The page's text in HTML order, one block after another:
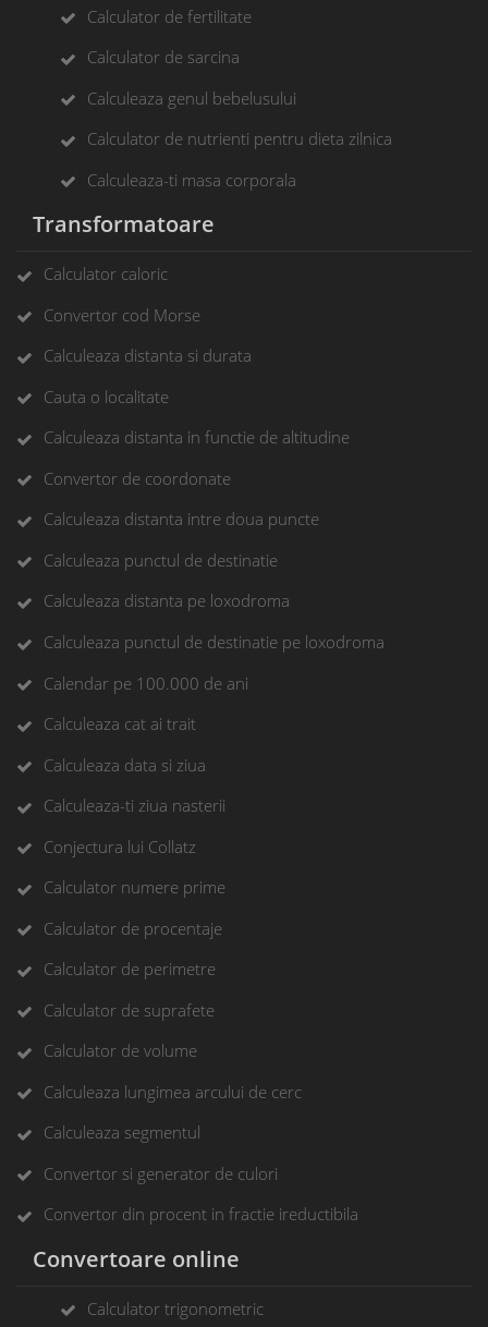
Calculator de fertilitate
Calculator de sarcina
Calculeaza genul bebelusului
Calculator de nutrienti pentru dieta zilnica
Calculeaza-ti masa corporala
Transformatoare
Calculator caloric
Convertor cod Morse
Calculeaza distanta si durata
Cauta o localitate
Calculeaza distanta in functie de altitudine
Convertor de coordonate
Calculeaza distanta intre doua puncte
Calculeaza punctul de destinatie
Calculeaza distanta pe loxodroma
Calculeaza punctul de destinatie pe loxodroma
Calendar pe 100.000 de ani
Calculeaza cat ai trait
Calculeaza data si ziua
Calculeaza-ti ziua nasterii
Conjectura lui Collatz
Calculator numere prime
Calculator de procentaje
Calculator de perimetre
Calculator de suprafete
Calculator de volume
Calculeaza lungimea arcului de cerc
Calculeaza segmentul
Convertor si generator de culori
Convertor din procent in fractie ireductibila
Convertoare online
Calculator trigonometric